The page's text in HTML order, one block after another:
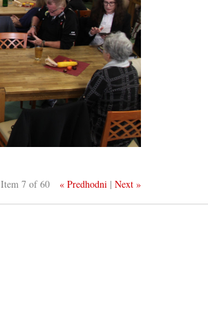
Item 7 of 60 « Predhodni |Next »